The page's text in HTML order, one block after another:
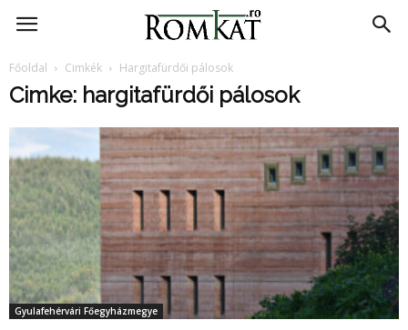
RomKat.ro
Főoldal Cimkék Hargitafürdői pálosok
Cimke: hargitafürdői pálosok
Gyulafehérvári Főegyházmegye